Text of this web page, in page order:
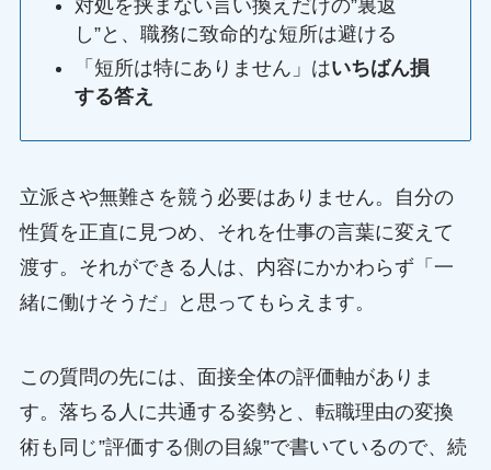
対処を挟まない言い換えだけの”裏返
し”と、職務に致命的な短所は避ける
「短所は特にありません」はいちばん損
する答え
立派さや無難さを競う必要はありません。自分の
性質を正直に見つめ、それを仕事の言葉に変えて
渡す。それができる人は、内容にかかわらず「一
緒に働けそうだ」と思ってもらえます。
この質問の先には、面接全体の評価軸がありま
す。落ちる人に共通する姿勢と、転職理由の変換
術も同じ”評価する側の目線”で書いているので、続